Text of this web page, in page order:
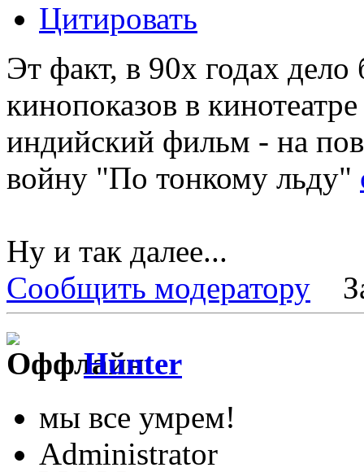
Цитировать
Эт факт, в 90х годах
кинопоказов в
индийский фильм - на
войну "По тонкому льду"
Ну и так далее...
Сообщить модератору
Hunter
мы все умрем!
Administrator